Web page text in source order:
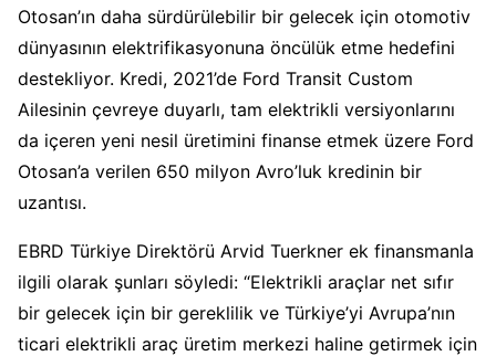
Otosan’ın daha sürdürülebilir bir gelecek için otomotiv
dünyasının elektrifikasyonuna öncülük etme hedefini
destekliyor. Kredi, 2021’de Ford Transit Custom
Ailesinin çevreye duyarlı, tam elektrikli versiyonlarını
da içeren yeni nesil üretimini finanse etmek üzere Ford
Otosan’a verilen 650 milyon Avro’luk kredinin bir
uzantısı.
EBRD Türkiye Direktörü Arvid Tuerkner ek finansmanla
ilgili olarak şunları söyledi: “Elektrikli araçlar net sıfır
bir gelecek için bir gereklilik ve Türkiye’yi Avrupa’nın
ticari elektrikli araç üretim merkezi haline getirmek için